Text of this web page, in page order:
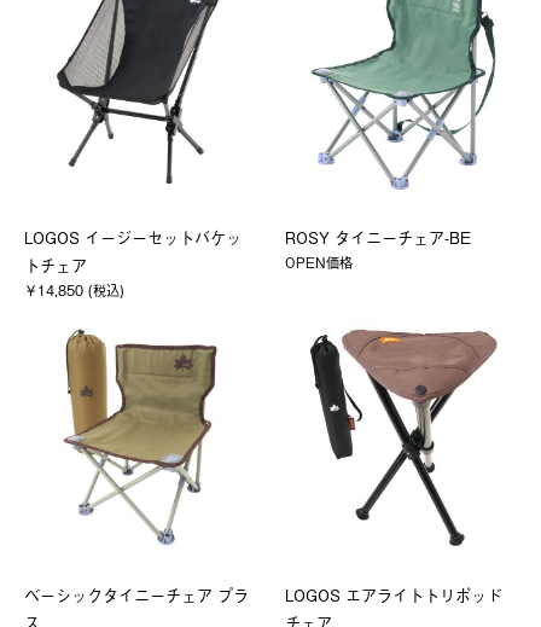
LOGOS イージーセットバケッ
トチェア
￥14,850 (税込)
ROSY タイニーチェア-BE
OPEN価格
ベーシックタイニーチェア プラ
LOGOS エアライトトリポッド